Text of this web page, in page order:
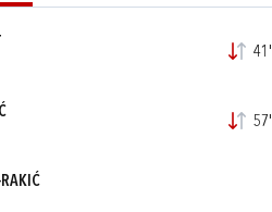
41'
57'